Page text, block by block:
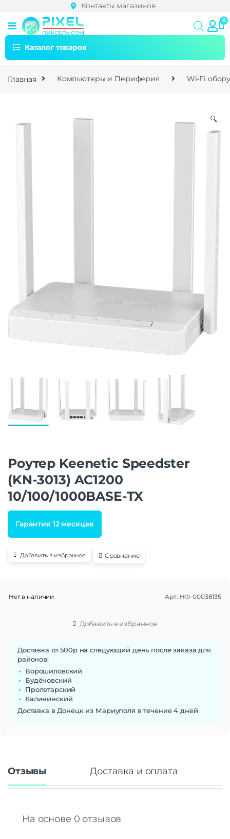
Контакты магазинов
Каталог товаров
Главная Компьютеры и Периферия Wi-Fi
🔍
Роутер Keenetic Speedster
(KN-3013) AC1200
10/100/1000BASE-TX
Гарантия 12 месяцев
Добавить в избранное Сравнение
Нет в наличии Арт. НФ-00038135
Добавить в избранное
Доставка от 500р на следующий день после заказа для
районов:
Ворошиловский
Будёновский
Пролетарский
Калининский
Доставка в Донецк из Мариуполя в течение 4 дней
Отзывы Доставка и оплата
На основе 0 отзывов